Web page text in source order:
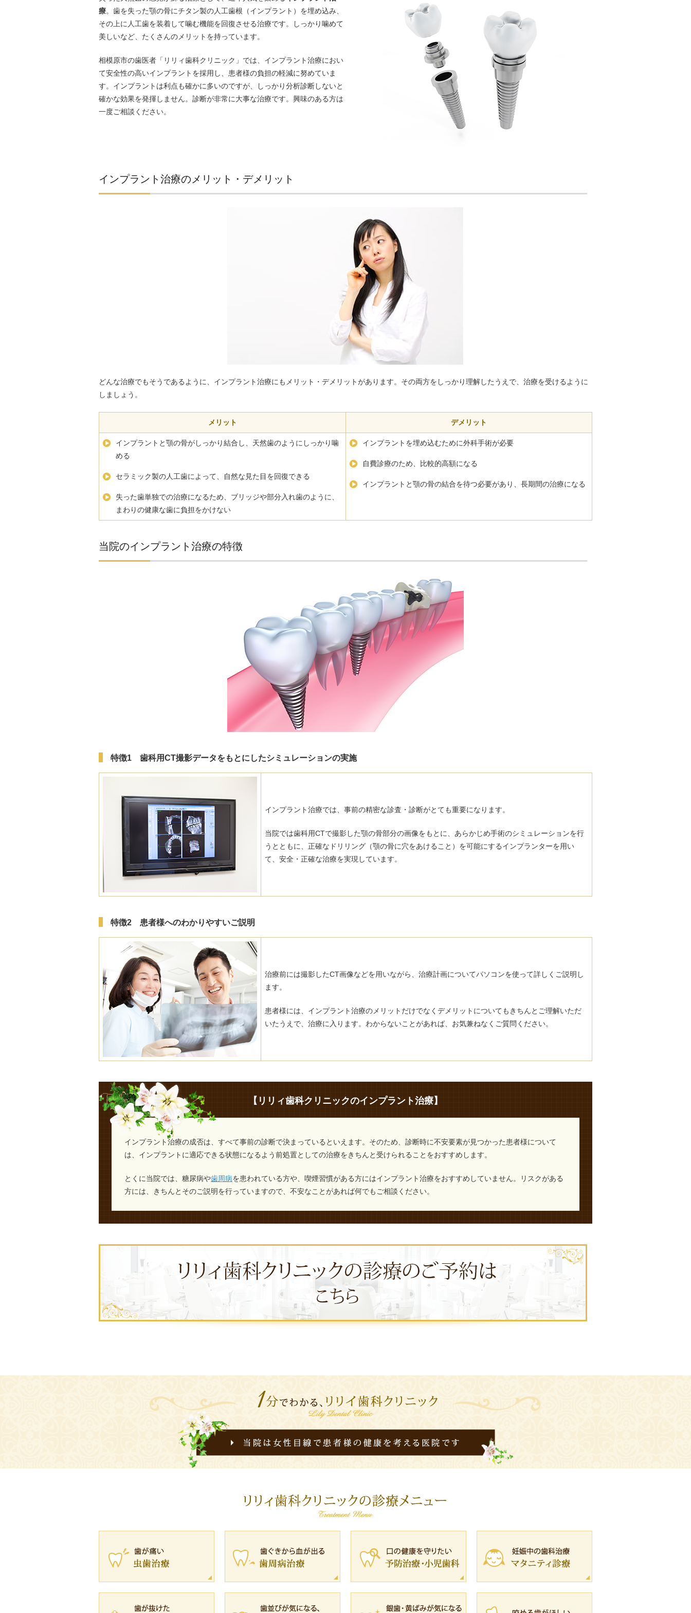
療。歯を失った顎の骨にチタン製の人工歯根（インプラント）を埋め込み、
その上に人工歯を装着して噛む機能を回復させる治療です。しっかり噛めて
美しいなど、たくさんのメリットを持っています。
相模原市の歯医者「リリィ歯科クリニック」では、インプラント治療におい
て安全性の高いインプラントを採用し、患者様の負担の軽減に努めていま
す。インプラントは利点も確かに多いのですが、しっかり分析診断しないと
確かな効果を発揮しません。診断が非常に大事な治療です。興味のある方は
一度ご相談ください。
インプラント治療のメリット・デメリット
どんな治療でもそうであるように、インプラント治療にもメリット・デメリットがあります。その両方をしっかり理解したうえで、治療を受けるように
しましょう。
メリット デメリット
インプラントと顎の骨がしっかり結合し、天然歯のようにしっかり噛
める
セラミック製の人工歯によって、自然な見た目を回復できる
失った歯単独での治療になるため、ブリッジや部分入れ歯のように、
まわりの健康な歯に負担をかけない
インプラントを埋め込むために外科手術が必要
自費診療のため、比較的高額になる
インプラントと顎の骨の結合を待つ必要があり、長期間の治療になる
当院のインプラント治療の特徴
特徴1 歯科用CT撮影データをもとにしたシミュレーションの実施
インプラント治療では、事前の精密な診査・診断がとても重要になります。
当院では歯科用CTで撮影した顎の骨部分の画像をもとに、あらかじめ手術のシミュレーションを行
うとともに、正確なドリリング（顎の骨に穴をあけること）を可能にするインプランターを用い
て、安全・正確な治療を実現しています。
特徴2 患者様へのわかりやすいご説明
治療前には撮影したCT画像などを用いながら、治療計画についてパソコンを使って詳しくご説明し
ます。
患者様には、インプラント治療のメリットだけでなくデメリットについてもきちんとご理解いただ
いたうえで、治療に入ります。わからないことがあれば、お気兼ねなくご質問ください。
【リリィ歯科クリニックのインプラント治療】
インプラント治療の成否は、すべて事前の診断で決まっているといえます。そのため、診断時に不安要素が見つかった患者様について
は、インプラントに適応できる状態になるよう前処置としての治療をきちんと受けられることをおすすめします。
とくに当院では、糖尿病や歯周病を患われている方や、喫煙習慣がある方にはインプラント治療をおすすめしていません。リスクがある
方には、きちんとそのご説明を行っていますので、不安なことがあれば何でもご相談ください。